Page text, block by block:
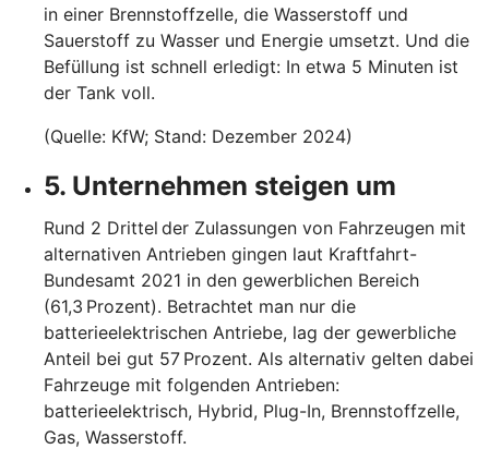
in einer Brennstoffzelle, die Wasserstoff und
Sauerstoff zu Wasser und Energie umsetzt. Und die
Befüllung ist schnell erledigt: In etwa 5 Minuten ist
der Tank voll.
(Quelle: KfW; Stand: Dezember 2024)
5. Unternehmen steigen um
Rund 2 Drittel der Zulassungen von Fahrzeugen mit
alternativen Antrieben gingen laut Kraftfahrt-
Bundesamt 2021 in den gewerblichen Bereich
(61,3 Prozent). Betrachtet man nur die
batterieelektrischen Antriebe, lag der gewerbliche
Anteil bei gut 57 Prozent. Als alternativ gelten dabei
Fahrzeuge mit folgenden Antrieben:
batterieelektrisch, Hybrid, Plug-In, Brennstoffzelle,
Gas, Wasserstoff.